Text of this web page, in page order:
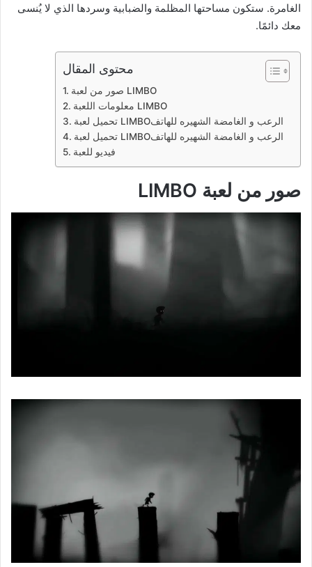
الغامرة. ستكون مساحتها المظلمة والضبابية وسردها الذي لا يُنسى
معك دائمًا.
محتوى المقال
صور من لعبة LIMBO‏
معلومات اللعبة LIMBO‏
تحميل لعبة LIMBO‏ الرعب و الغامضة الشهيره للهاتف
تحميل لعبة LIMBO‏ الرعب و الغامضة الشهيره للهاتف
فيديو للعبة
صور من لعبة LIMBO‏